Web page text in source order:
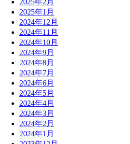
2025年1月
2024年12月
2024年11月
2024年10月
2024年9月
2024年8月
2024年7月
2024年6月
2024年5月
2024年4月
2024年3月
2024年2月
2024年1月